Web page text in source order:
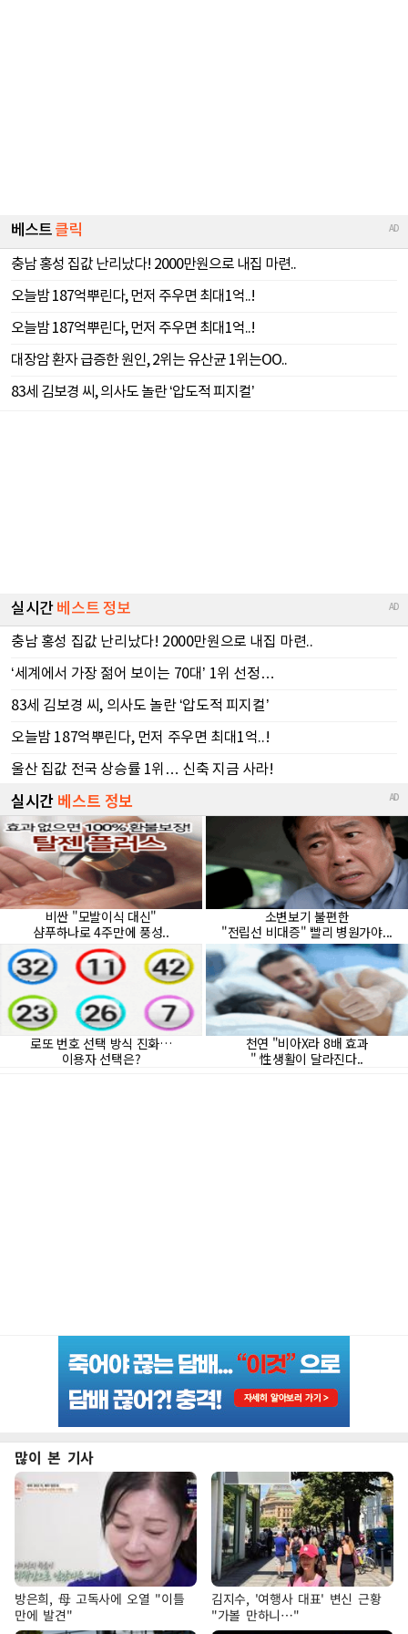
많이 본 기사
방은희, 母 고독사에 오열 "이틀
만에 발견"
김지수, '여행사 대표' 변신 근황
"가볼 만하니…"